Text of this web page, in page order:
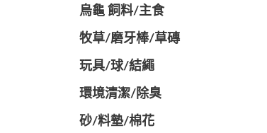
烏龜 飼料/主食
牧草/磨牙棒/草磚
玩具/球/結繩
環境清潔/除臭
砂/料墊/棉花